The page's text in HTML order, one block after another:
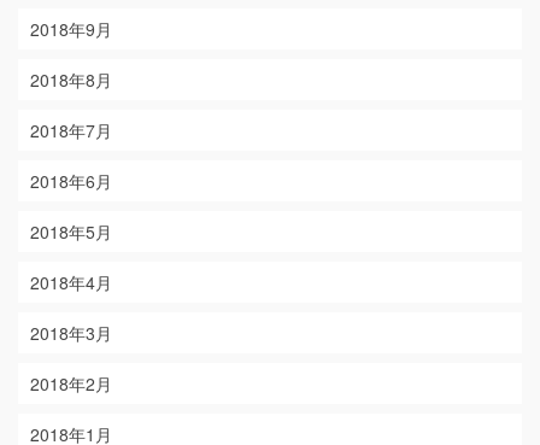
2018年9月
2018年8月
2018年7月
2018年6月
2018年5月
2018年4月
2018年3月
2018年2月
2018年1月